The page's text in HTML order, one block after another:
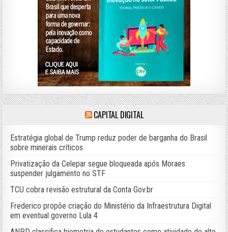
CAPITAL DIGITAL
Estratégia global de Trump reduz poder de barganha do Brasil
sobre minerais críticos
Privatização da Celepar segue bloqueada após Moraes
suspender julgamento no STF
TCU cobra revisão estrutural da Conta Gov.br
Frederico propõe criação do Ministério da Infraestrutura Digital
em eventual governo Lula 4